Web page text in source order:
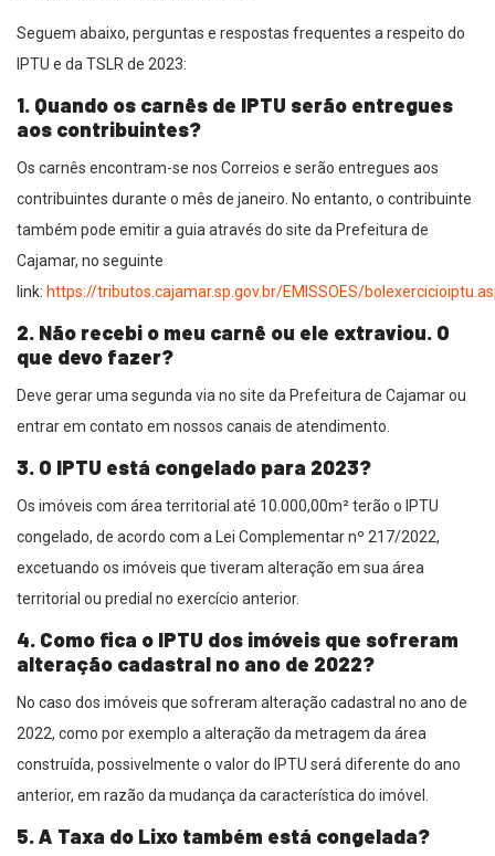
Seguem abaixo, perguntas e respostas frequentes a respeito do
IPTU e da TSLR de 2023:
1. Quando os carnês de IPTU serão entregues
aos contribuintes?
Os carnês encontram-se nos Correios e serão entregues aos
contribuintes durante o mês de janeiro. No entanto, o contribuinte
também pode emitir a guia através do site da Prefeitura de
Cajamar, no seguinte
link: https://tributos.cajamar.sp.gov.br/EMISSOES/
2. Não recebi o meu carnê ou ele extraviou. O
que devo fazer?
Deve gerar uma segunda via no site da Prefeitura de Cajamar ou
entrar em contato em nossos canais de atendimento.
3. O IPTU está congelado para 2023?
Os imóveis com área territorial até 10.000,00m² terão o IPTU
congelado, de acordo com a Lei Complementar nº 217/2022,
excetuando os imóveis que tiveram alteração em sua área
territorial ou predial no exercício anterior.
4. Como fica o IPTU dos imóveis que sofreram
alteração cadastral no ano de 2022?
No caso dos imóveis que sofreram alteração cadastral no ano de
2022, como por exemplo a alteração da metragem da área
construída, possivelmente o valor do IPTU será diferente do ano
anterior, em razão da mudança da característica do imóvel.
5. A Taxa do Lixo também está congelada?